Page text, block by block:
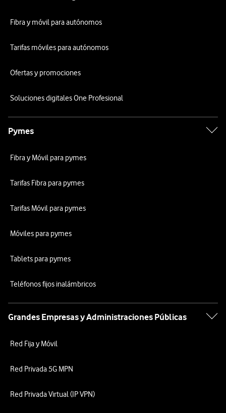
Fibra y móvil para autónomos
Tarifas móviles para autónomos
Ofertas y promociones
Soluciones digitales One Profesional
Pymes
Fibra y Móvil para pymes
Tarifas Fibra para pymes
Tarifas Móvil para pymes
Móviles para pymes
Tablets para pymes
Teléfonos fijos inalámbricos
Grandes Empresas y Administraciones Públicas
Red Fija y Móvil
Red Privada 5G MPN
Red Privada Virtual (IP VPN)